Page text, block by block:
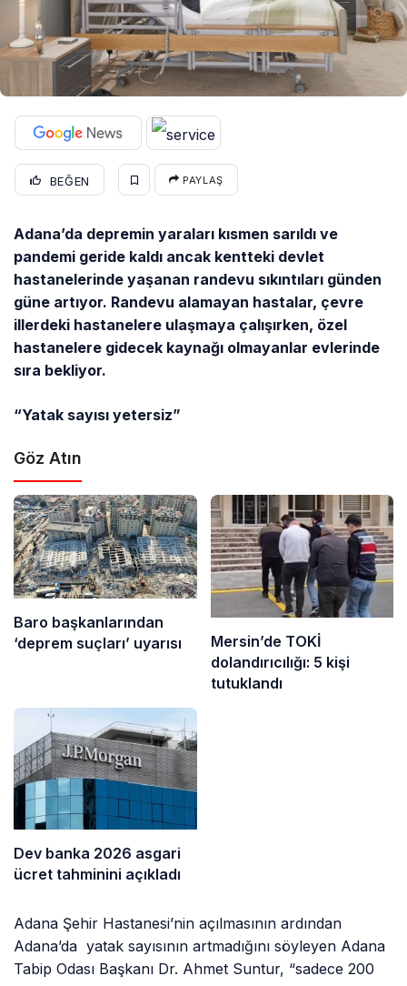
BEĞEN PAYLAŞ
Adana’da depremin yaraları kısmen sarıldı ve
pandemi geride kaldı ancak kentteki devlet
hastanelerinde yaşanan randevu sıkıntıları günden
güne artıyor. Randevu alamayan hastalar, çevre
illerdeki hastanelere ulaşmaya çalışırken, özel
hastanelere gidecek kaynağı olmayanlar evlerinde
sıra bekliyor.
“Yatak sayısı yetersiz”
Göz Atın
Baro başkanlarından
‘deprem suçları’ uyarısı
Mersin’de TOKİ
dolandırıcılığı: 5 kişi
tutuklandı
Dev banka 2026 asgari
ücret tahminini açıkladı
Adana Şehir Hastanesi’nin açılmasının ardından
Adana’da yatak sayısının artmadığını söyleyen Adana
Tabip Odası Başkanı Dr. Ahmet Suntur, “sadece 200